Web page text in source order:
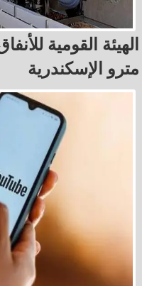
الهيئة القومية
مترو الإسكندرية